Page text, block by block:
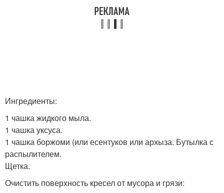
Ингредиенты:
1 чашка жидкого мыла.
1 чашка уксуса.
1 чашка боржоми (или есентуков или архыза. Бутылка с
распылителем.
Щетка.
Очистить поверхность кресел от мусора и грязи: